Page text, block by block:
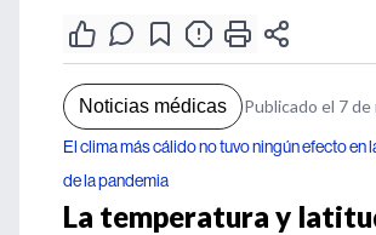
Noticias médicas Publicado el 7
El clima más cálido no tuvo ningún efecto en
de la pandemia
La temperatura y